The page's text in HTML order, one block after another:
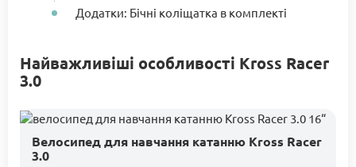
Додатки: Бічні коліщатка в комплекті
Найважливіші особливості Kross Racer
3.0
Велосипед для навчання катанню Kross Racer
3.0